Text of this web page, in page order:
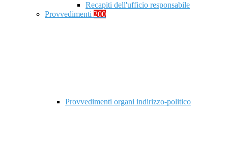
Recapiti dell'ufficio responsabile
Provvedimenti 200
Provvedimenti organi indirizzo-politico